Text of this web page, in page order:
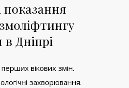
показання
Дніпрі
вікових змін.
захворювання.